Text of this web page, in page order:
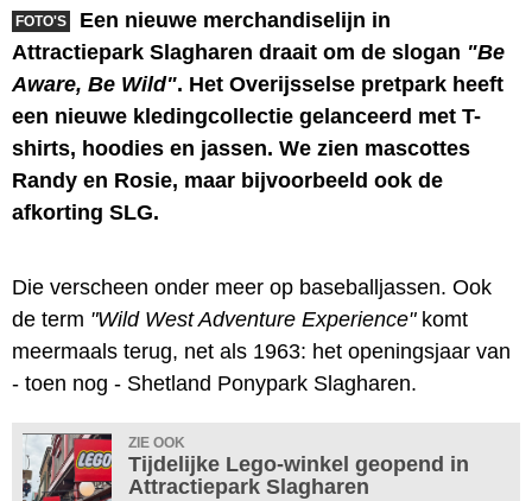
FOTO'S
Een nieuwe merchandiselijn in
Attractiepark Slagharen draait om de slogan "Be
Aware, Be Wild". Het Overijsselse pretpark heeft
een nieuwe kledingcollectie gelanceerd met T-
shirts, hoodies en jassen. We zien mascottes
Randy en Rosie, maar bijvoorbeeld ook de
afkorting SLG.
Die verscheen onder meer op baseballjassen. Ook
de term "Wild West Adventure Experience"komt
meermaals terug, net als 1963: het openingsjaar van
- toen nog - Shetland Ponypark Slagharen.
ZIE OOK
Tijdelijke Lego-winkel geopend in
Attractiepark Slagharen